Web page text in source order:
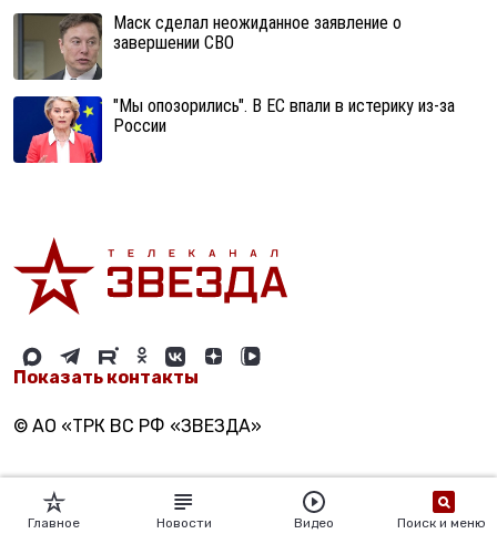
Маск сделал неожиданное заявление о
завершении СВО
"Мы опозорились". В ЕС впали в истерику из-за
России
Показать контакты
© АО «ТРК ВС РФ «ЗВЕЗДА»
Главное Новости Видео Поиск и меню